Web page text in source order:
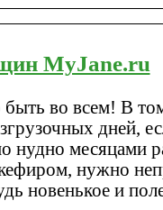
MyJane.ru
во всем! В
дней,
нудно месяцами
нужно
новенькое и